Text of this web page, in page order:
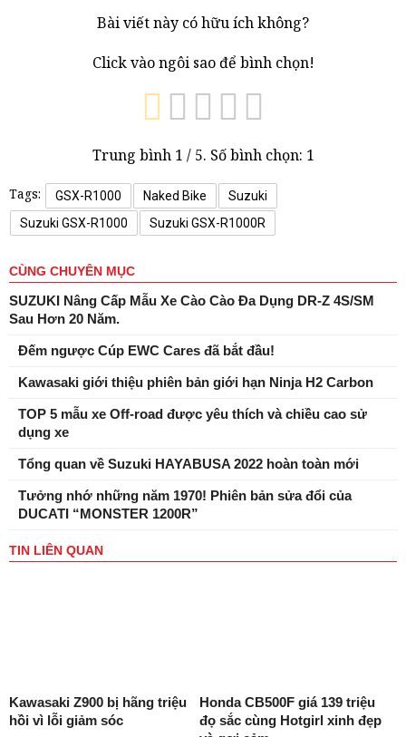
Bài viết này có hữu ích không?
Click vào ngôi sao để bình chọn!
Trung bình 1 / 5. Số bình chọn: 1
Tags: GSX-R1000 Naked Bike
Suzuki
Suzuki GSX-R1000
Suzuki GSX-R1000R
CÙNG CHUYÊN MỤC
SUZUKI Nâng Cấp Mẫu Xe Cào Cào Đa Dụng DR-Z 4S/SM
Sau Hơn 20 Năm.
Đếm ngược Cúp EWC Cares đã bắt đầu!
Kawasaki giới thiệu phiên bản giới hạn Ninja H2 Carbon
TOP 5 mẫu xe Off-road được yêu thích và chiều cao sử
dụng xe
Tổng quan về Suzuki HAYABUSA 2022 hoàn toàn mới
Tưởng nhớ những năm 1970! Phiên bản sửa đổi của
DUCATI “MONSTER 1200R”
TIN LIÊN QUAN
Kawasaki Z900 bị hãng triệu
hồi vì lỗi giảm sóc
Honda CB500F giá 139 triệu
đọ sắc cùng Hotgirl xinh đẹp